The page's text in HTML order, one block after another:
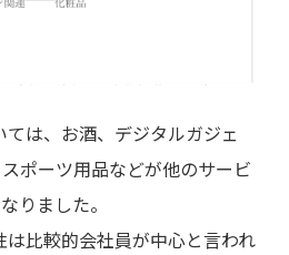
は、お酒、デジタルガジェ
ポーツ用品などが他のサービ
りました。
は比較的会社員が中心と言われ